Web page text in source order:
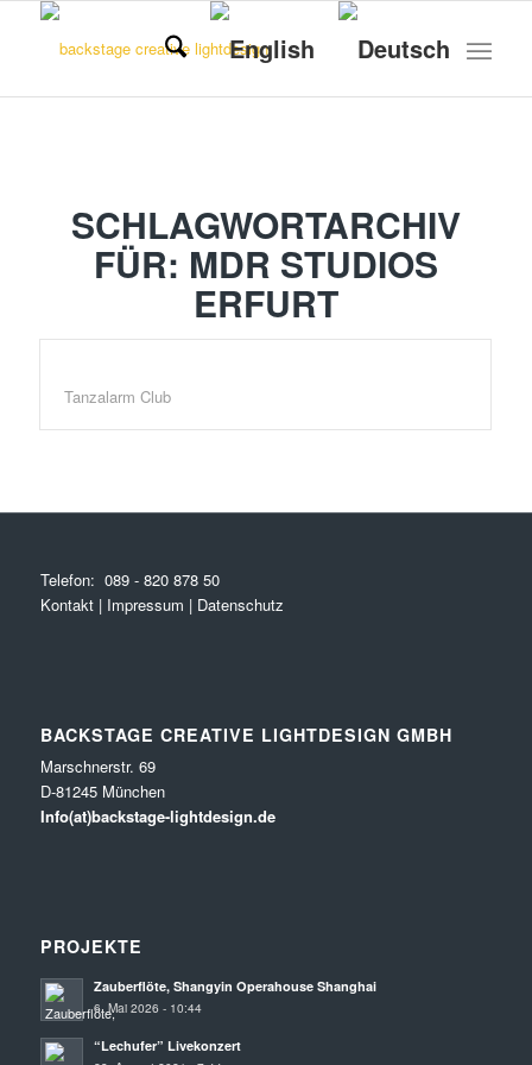
SCHLAGWORTARCHIV
FÜR: MDR STUDIOS
ERFURT
Tanzalarm Club
Telefon: 089 - 820 878 50
Kontakt| Impressum | Datenschutz
BACKSTAGE CREATIVE LIGHTDESIGN GMBH
Marschnerstr. 69
D-81245 München
Info(at)backstage-lightdesign.de
PROJEKTE
Zauberflöte, Shangyin Operahouse Shanghai
6. Mai 2026 - 10:44
“Lechufer” Livekonzert